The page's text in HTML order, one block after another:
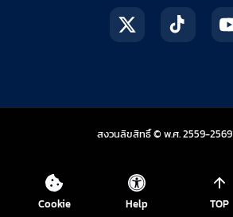
สงวนลิขสิทธิ์ © พ.ศ. 2559-2569
Cookie Help TOP